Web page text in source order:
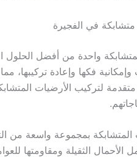
في الفجيرة
واحدة من أفضل الحلول
فكها وإعادة تركيبها،
متقدمة لتركيب الأرضيات
المتشابكة بمجموعة واسعة من
الأحمال الثقيلة ومقاومتها